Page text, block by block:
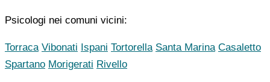
Psicologi nei comuni vicini:
Torraca Vibonati Ispani Tortorella Santa Marina Casaletto
Spartano Morigerati Rivello